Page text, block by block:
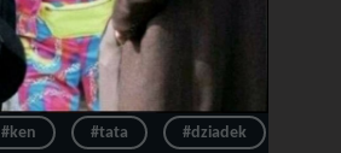
#ken #tata #dziadek